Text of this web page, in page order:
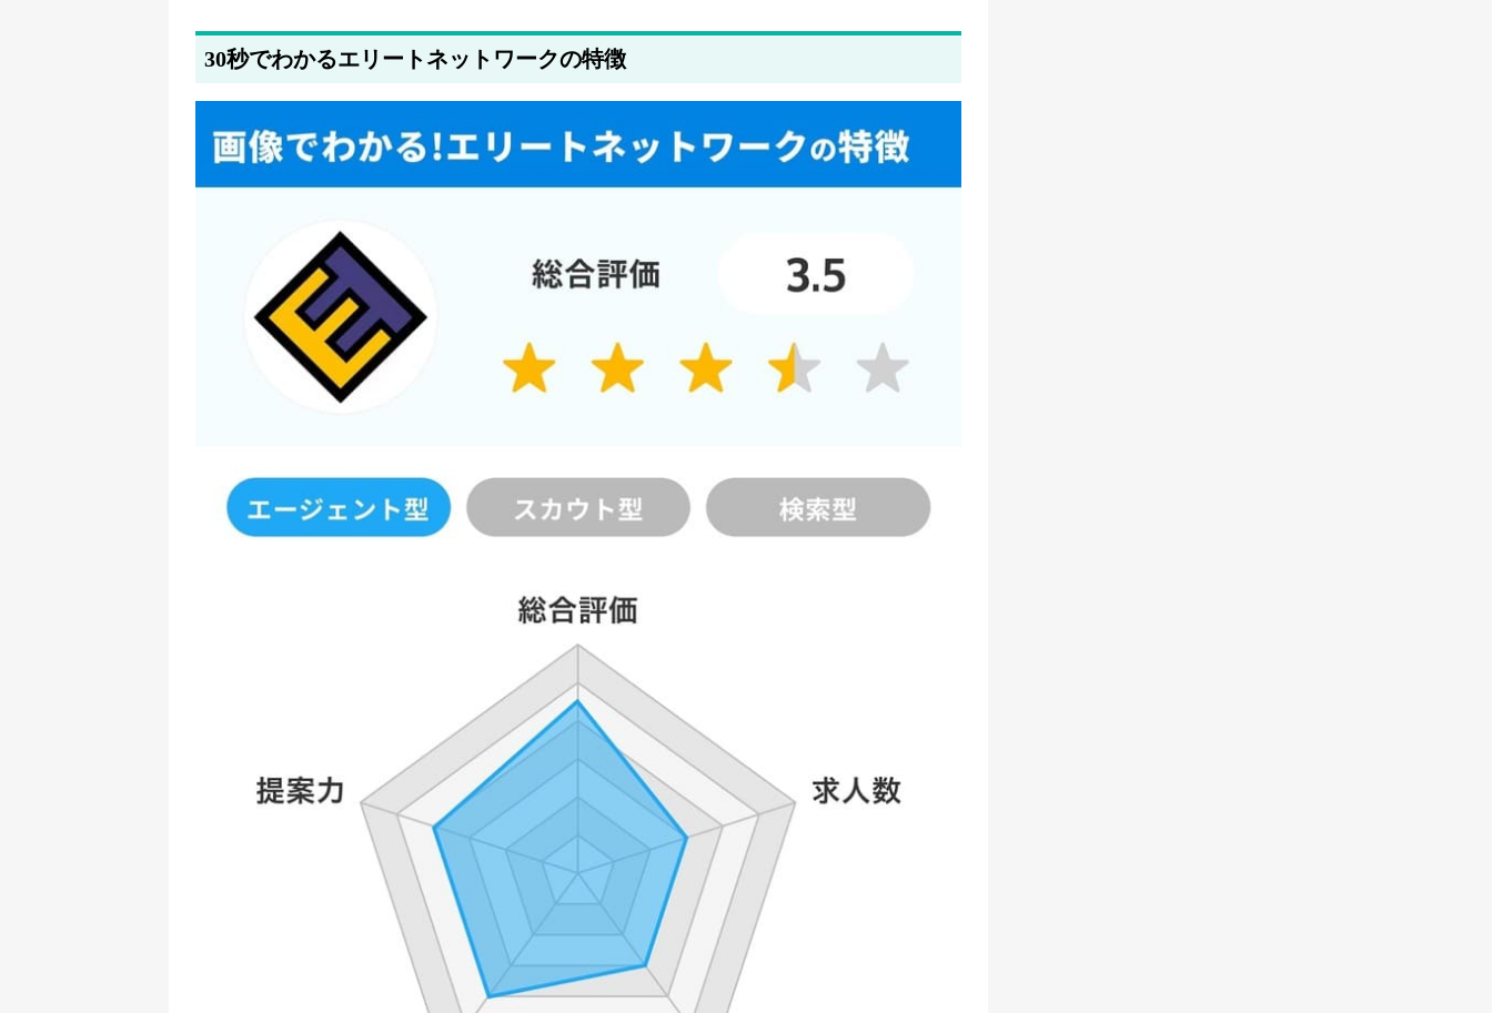
ユーザビリティを考慮して、「ハイクラス向け転職エージェント一覧」へのリンクを追加しました
2026年3月25日
dodaの3月25日時点の公開求人数を更新しました
2026年3月23日
dodaの3月19日時点の公開求人数を更新しました
2026年3月16日
dodaの3月16日時点の公開求人数を更新しました
2026年3月12日
dodaの3月12日時点の公開求人数を更新しました
dodaの3月9日時点の公開求人数を更新しました
2026年3月5日
30秒でわかるエリートネットワークの特徴